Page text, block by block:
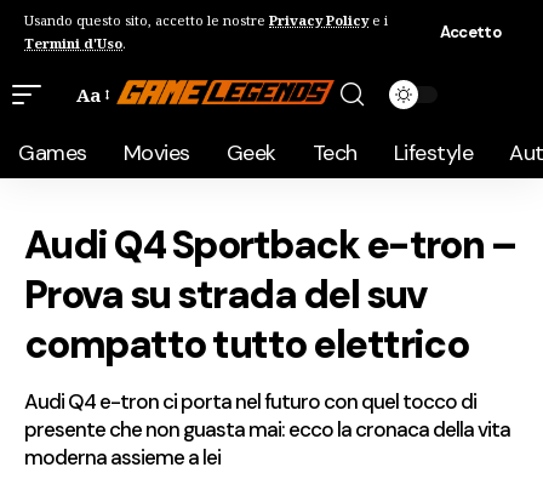
Usando questo sito, accetto le nostre Privacy Policye i
Termini d'Uso.
Accetto
Aa
Games Movies Geek Tech Lifestyle
Audi Q4 Sportback e-tron –
Prova su strada del suv
compatto tutto elettrico
Audi Q4 e-tron ci porta nel futuro con quel tocco di
presente che non guasta mai: ecco la cronaca della vita
moderna assieme a lei